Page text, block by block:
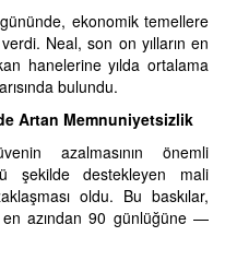
gününde, ekonomik temellere
Neal, son on yılların en
hanelerine yılda ortalama
bulundu.
Artan Memnuniyetsizlik
azalmasının önemli
şekilde destekleyen mali
oldu. Bu baskılar,
en azından 90 günlüğüne —